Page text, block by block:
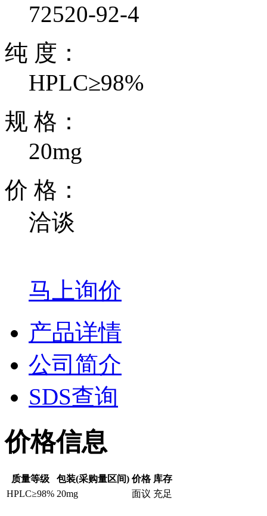
72520-92-4
纯 度：
HPLC≥98%
规 格：
20mg
价 格：
洽谈
马上询价
产品详情
公司简介
SDS查询
价格信息
质量等级 包装(采购量区间) 价格 库存
HPLC≥98% 20mg 面议 充足